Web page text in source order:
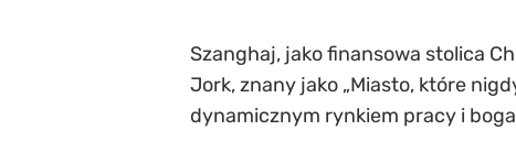
Szanghaj, jako finansowa stolica
Jork, znany jako „Miasto, które
dynamicznym rynkiem pracy i